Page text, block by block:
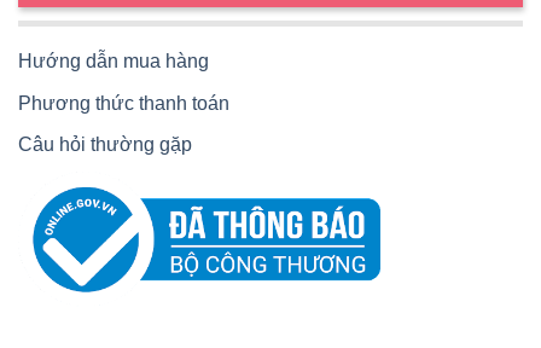
Hướng dẫn mua hàng
Phương thức thanh toán
Câu hỏi thường gặp